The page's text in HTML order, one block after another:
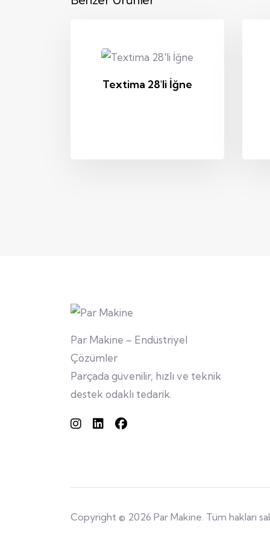
Textima 28'li İğne
Par Makine – Endüstriyel
Çözümler
Parçada güvenilir, hızlı ve teknik
destek odaklı tedarik.
Copyright © 2026 Par Makine. Tüm hakları